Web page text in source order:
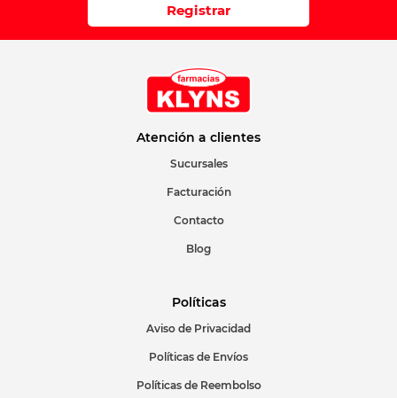
Registrar
Atención a clientes
Sucursales
Facturación
Contacto
Blog
Políticas
Aviso de Privacidad
Políticas de Envíos
Políticas de Reembolso